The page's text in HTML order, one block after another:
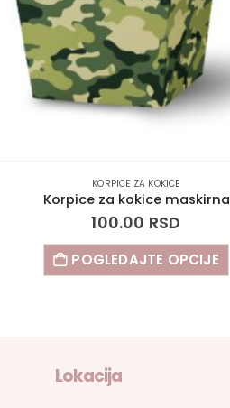
KORPICE ZA KOKICE
Korpice za kokice maskirna
100.00 RSD
POGLEDAJTE OPCIJE
Lokacija